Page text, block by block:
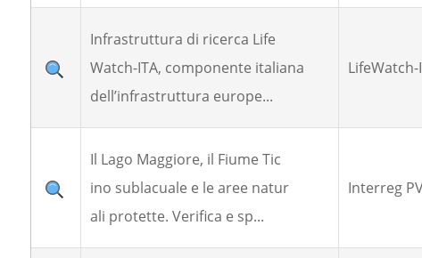
Infrastruttura di ricerca Life
Watch-ITA, componente italiana
dell’infrastruttura europe...
LifeWatch-
Il Lago Maggiore, il Fiume Tic
ino sublacuale e le aree natur
ali protette. Verifica e sp...
Interreg